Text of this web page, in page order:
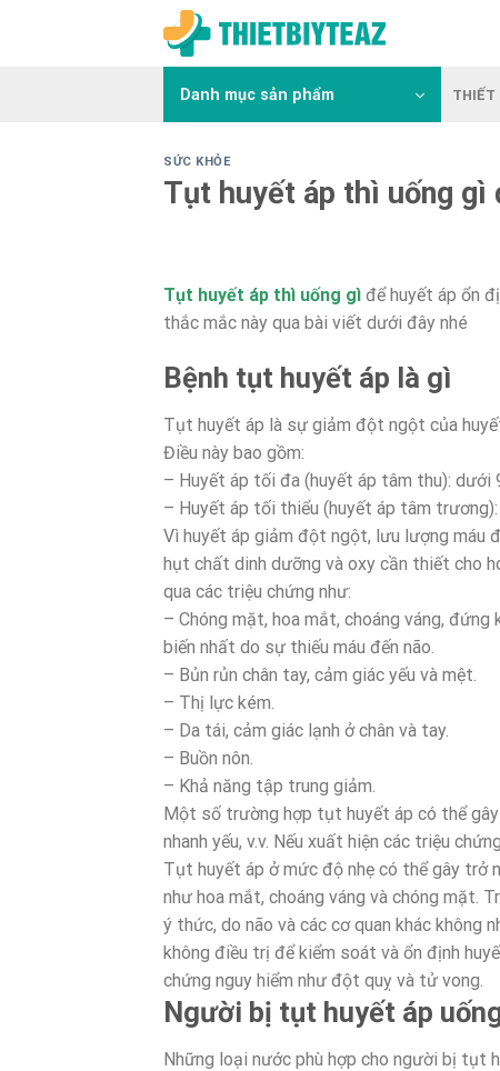
Danh mục sản phẩm THIẾT
SỨC KHỎE
Tụt huyết áp thì uống gì
Tụt huyết áp thì uống gì để huyết áp ổn
thắc mắc này qua bài viết dưới đây nhé
Bệnh tụt huyết áp là gì
Tụt huyết áp là sự giảm đột ngột của
Điều này bao gồm:
– Huyết áp tối đa (huyết áp tâm thu): dưới
– Huyết áp tối thiểu (huyết áp tâm trương):
Vì huyết áp giảm đột ngột, lưu lượng máu
hụt chất dinh dưỡng và oxy cần thiết cho
qua các triệu chứng như:
– Chóng mặt, hoa mắt, choáng váng,
biến nhất do sự thiếu máu đến não.
– Bủn rủn chân tay, cảm giác yếu và mệt.
– Thị lực kém.
– Da tái, cảm giác lạnh ở chân và tay.
– Buồn nôn.
– Khả năng tập trung giảm.
Một số trường hợp tụt huyết áp có thể
nhanh yếu, v.v. Nếu xuất hiện các triệu
Tụt huyết áp ở mức độ nhẹ có thể gây trở
như hoa mắt, choáng váng và chóng mặt.
ý thức, do não và các cơ quan khác không
không điều trị để kiểm soát và ổn định
chứng nguy hiểm như đột quỵ và tử vong.
Người bị tụt huyết áp
Những loại nước phù hợp cho người bị tụt